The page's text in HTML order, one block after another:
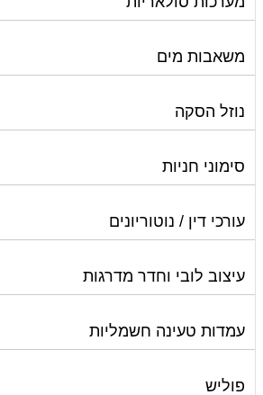
משאבות מים
נוזל הסקה
סימוני חניות
עורכי דין / נוטוריונים
עיצוב לובי וחדר מדרגות
עמדות טעינה חשמליות
פוליש